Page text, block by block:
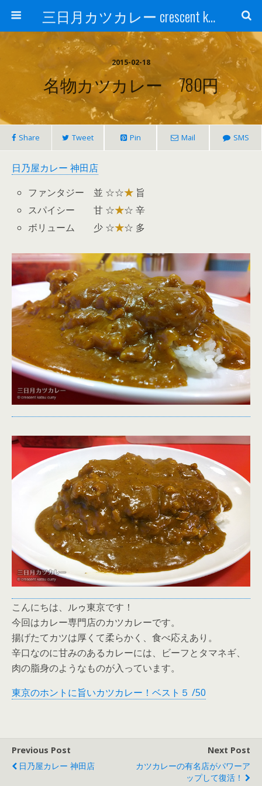
三日月カツカレー crescent katsu-curry
2015-02-18
名物カツカレー 780円
Share Tweet Pin Mail SMS
日乃屋カレー 神田店
ファンタジー 並 ☆☆★ 旨
スパイシー 甘 ☆★☆ 辛
ボリューム 少 ☆★☆ 多
こんにちは、ルゥ東京です！
今回はカレー専門店のカツカレーです。
揚げたてカツは厚くて柔らかく、食べ応えあり。
辛口なのに甘みのあるカレーには、ビーフとタマネギ、
肉の脂身のようなものが入っています。
東京のホントに旨いカツカレー！ベスト５ /50
Previous Post
日乃屋カレー 神田店
Next Post
カツカレーの有名店がパワーア
ップして復活！